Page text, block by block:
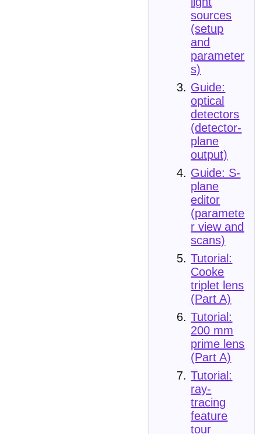
sources
(setup
and
parameter
s)
Guide:
optical
detectors
(detector-
plane
output)
Guide: S-
plane
editor
(paramete
r view and
scans)
Tutorial:
Cooke
triplet lens
(Part A)
Tutorial:
200 mm
prime lens
(Part A)
Tutorial:
ray-
tracing
feature
tour